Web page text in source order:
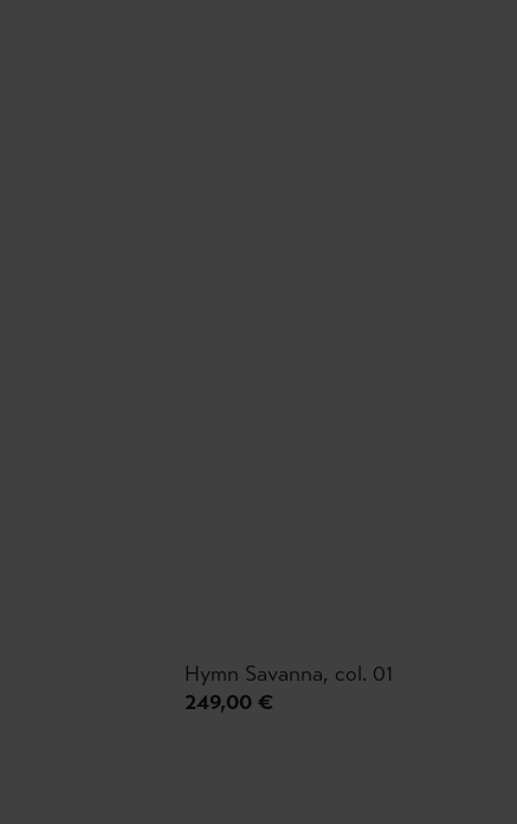
Hymn Savanna, col. 01
249,00 €